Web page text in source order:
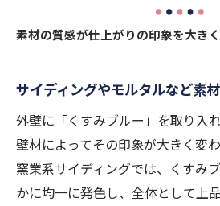
素材の質感が仕上がりの印象を大き
サイディングやモルタルなど素
外壁に「くすみブルー」を取り入
壁材によってその印象が大きく変
窯業系サイディングでは、くすみ
かに均一に発色し、全体として上